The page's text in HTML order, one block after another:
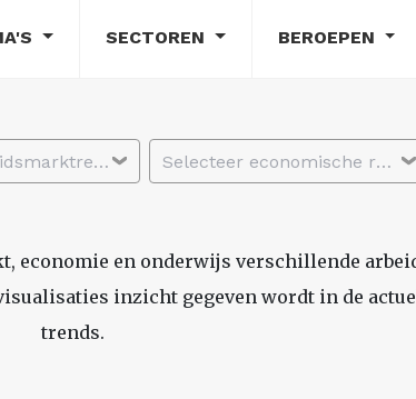
SECTOREN BEROEPEN
Selecteer arbeidsmarktregio Selecteer economische regio
economie en onderwijs verschillende
inzicht gegeven wordt in de
trends.